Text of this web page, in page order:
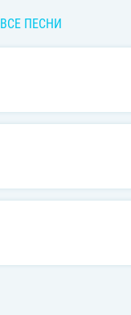
ВСЕ ПЕСНИ